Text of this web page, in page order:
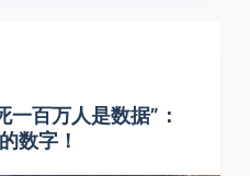
一百万人是数据”：
数字！